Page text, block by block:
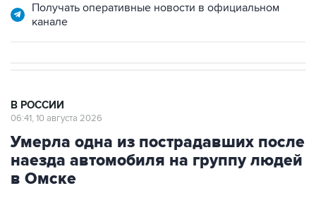
Получать оперативные новости в официальном
канале
В РОССИИ
06:41, 10 августа 2026
Умерла одна из пострадавших после
наезда автомобиля на группу людей
в Омске